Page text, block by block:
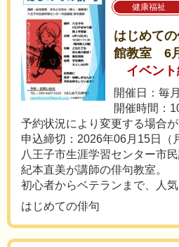
健康福祉
はじめて
館教室 6
イベント
開催日：毎
開催時間：
予約状況により変更する場合が
申込締切：2026年06月15日（
八王子市生涯学習センター市
紀本直美が講師の俳句教室。
初心者からベテランまで、人気
はじめての俳句